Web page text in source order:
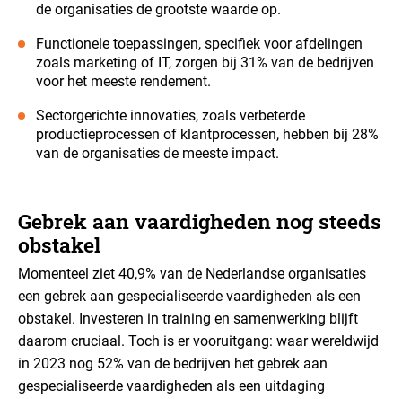
de organisaties de grootste waarde op.
Functionele toepassingen, specifiek voor afdelingen
zoals marketing of IT, zorgen bij 31% van de bedrijven
voor het meeste rendement.
Sectorgerichte innovaties, zoals verbeterde
productieprocessen of klantprocessen, hebben bij 28%
van de organisaties de meeste impact.
Gebrek aan vaardigheden nog steeds
obstakel
Momenteel ziet 40,9% van de Nederlandse organisaties
een gebrek aan gespecialiseerde vaardigheden als een
obstakel. Investeren in training en samenwerking blijft
daarom cruciaal. Toch is er vooruitgang: waar wereldwijd
in 2023 nog 52% van de bedrijven het gebrek aan
gespecialiseerde vaardigheden als een uitdaging